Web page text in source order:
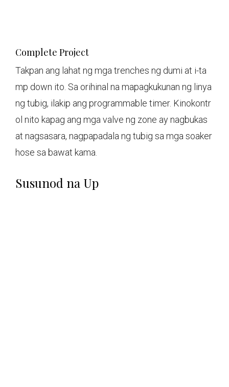
Complete Project
Takpan ang lahat ng mga trenches ng dumi at i-ta
mp down ito. Sa orihinal na mapagkukunan ng linya
ng tubig, ilakip ang programmable timer. Kinokontr
ol nito kapag ang mga valve ng zone ay nagbukas
at nagsasara, nagpapadala ng tubig sa mga soaker
hose sa bawat kama.
Susunod na Up